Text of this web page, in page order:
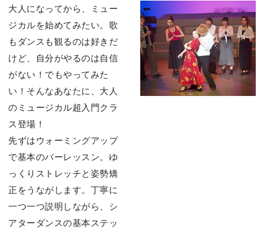
⼤⼈になってから、ミュー
ジカルを始めてみたい。歌
もダンスも観るのは好きだ
けど、⾃分がやるのは⾃信
がない！でもやってみた
い！そんなあなたに、⼤⼈
のミュージカル超⼊⾨クラ
ス登場！
先ずはウォーミングアップ
で基本のバーレッスン。ゆ
っくりストレッチと姿勢矯
正をうながします。丁寧に
⼀つ⼀つ説明しながら、シ
アターダンスの基本ステッ